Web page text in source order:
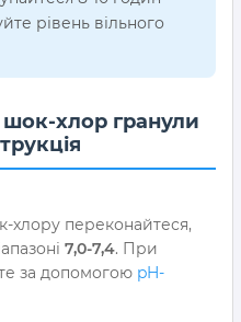
рівень вільного
хлор гранули
переконайтеся,
7,0-7,4. При
за допомогою pH-